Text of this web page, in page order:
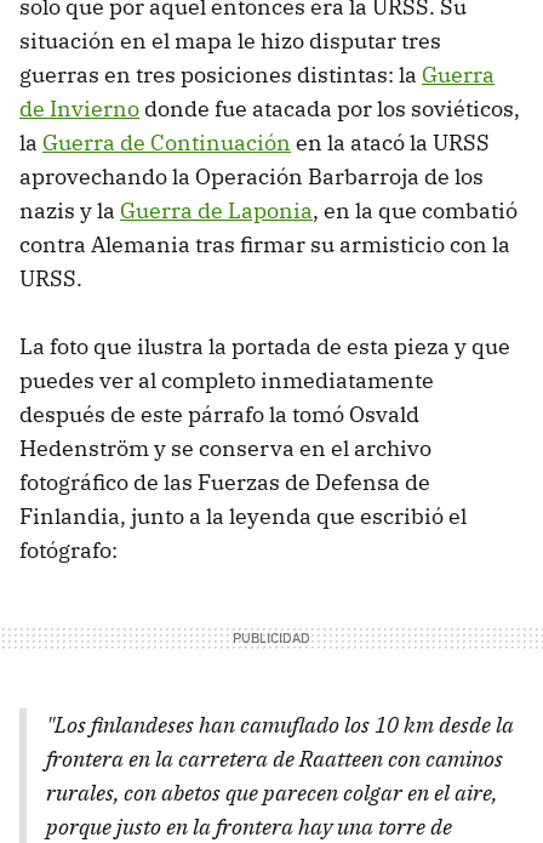
solo que por aquel entonces era la URSS. Su
situación en el mapa le hizo disputar tres
guerras en tres posiciones distintas: la Guerra
de Invierno donde fue atacada por los soviéticos,
la Guerra de Continuación en la atacó la URSS
aprovechando la Operación Barbarroja de los
nazis y la Guerra de Laponia, en la que combatió
contra Alemania tras firmar su armisticio con la
URSS.
La foto que ilustra la portada de esta pieza y que
puedes ver al completo inmediatamente
después de este párrafo la tomó Osvald
Hedenström y se conserva en el archivo
fotográfico de las Fuerzas de Defensa de
Finlandia, junto a la leyenda que escribió el
fotógrafo:
"Los finlandeses han camuflado los 10 km desde la
frontera en la carretera de Raatteen con caminos
rurales, con abetos que parecen colgar en el aire,
porque justo en la frontera hay una torre de